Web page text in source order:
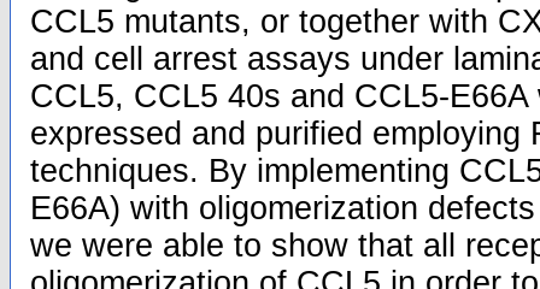
CCL5 mutants, or together with
and cell arrest assays under
CCL5, CCL5 40s and CCL5-
expressed and purified employing
techniques. By implementing
E66A) with oligomerization
we were able to show that all